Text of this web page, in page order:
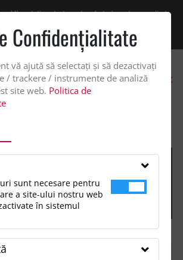
Ne puteti contacta pentru oferta de pret personalizata
suplimentar de 2% -Cumpără acum!
Confidenţialitate
vă ajută să selectați și să dezactivați
/ trackere / instrumente de analiză
site web. Politica de
sunt necesare pentru
a site-ului nostru web
în sistemul